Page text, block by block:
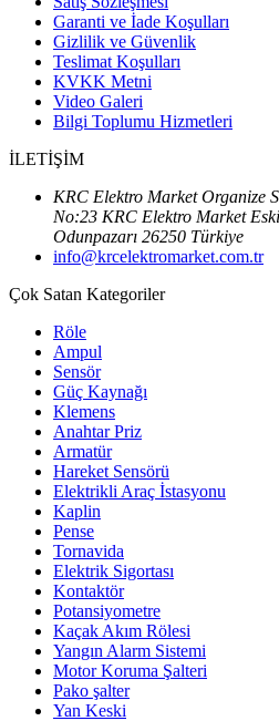
Garanti ve İade Koşulları
Gizlilik ve Güvenlik
Teslimat Koşulları
KVKK Metni
Video Galeri
Bilgi Toplumu Hizmetleri
İLETİŞİM
KRC Elektro Market Organize
No:23 KRC Elektro Market
Odunpazarı 26250 Türkiye
info@krcelektromarket.com.tr
Çok Satan Kategoriler
Röle
Ampul
Sensör
Güç Kaynağı
Klemens
Anahtar Priz
Armatür
Hareket Sensörü
Elektrikli Araç İstasyonu
Kaplin
Pense
Tornavida
Elektrik Sigortası
Kontaktör
Potansiyometre
Kaçak Akım Rölesi
Yangın Alarm Sistemi
Motor Koruma Şalteri
Pako şalter
Yan Keski